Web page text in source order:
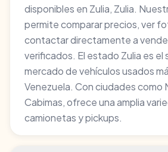
disponibles en Zulia, Zulia.
permite comparar precios, ver
contactar directamente a
verificados. El estado Zulia es el
mercado de vehículos usados
Venezuela. Con ciudades como
Cabimas, ofrece una amplia
camionetas y pickups.